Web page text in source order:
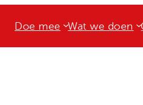
Doe mee Wat we doen